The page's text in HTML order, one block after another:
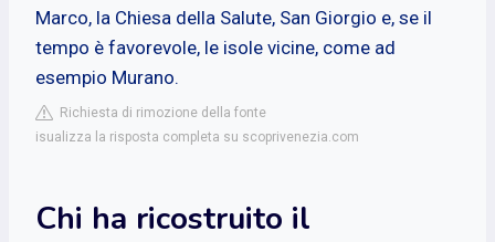
Marco, la Chiesa della Salute, San Giorgio e, se il
tempo è favorevole, le isole vicine, come ad
esempio Murano.
Richiesta di rimozione della fonte
isualizza la risposta completa su scoprivenezia.com
Chi ha ricostruito il